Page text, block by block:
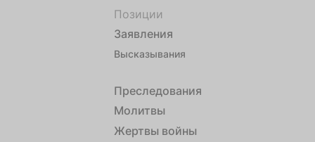
Позиции
Заявления
Высказывания
Преследования
Молитвы
Жертвы войны